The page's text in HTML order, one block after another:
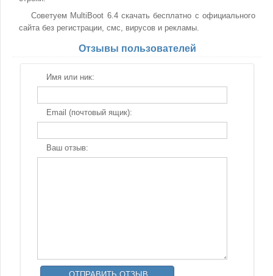
Советуем MultiBoot 6.4 скачать бесплатно с официального
сайта без регистрации, смс, вирусов и рекламы.
Отзывы пользователей
Имя или ник:
Email (почтовый ящик):
Ваш отзыв: